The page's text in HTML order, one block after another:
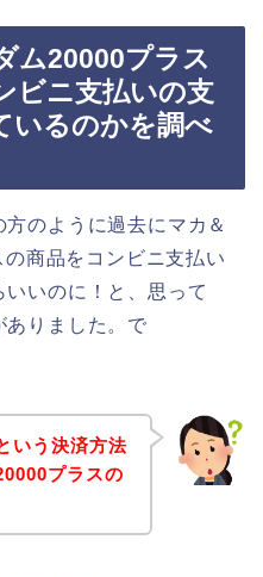
ム20000プラス
ビニ支払いの支
いるのかを調べ
のように過去にマカ＆
商品をコンビニ支払い
いのに！と、思って
ありました。で
いう決済方法
プラスの